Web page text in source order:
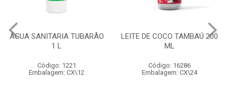
ÁGUA SANITARIA TUBARÃO
1 L
Código: 1221
Embalagem: CX\12
LEITE DE COCO TAMBAÚ 200
ML
Código: 16286
Embalagem: CX\24